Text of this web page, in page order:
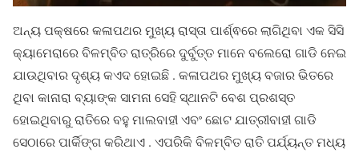
ଅନ୍ୟ ପକ୍ଷରେ କଳାପଥର ମୁଖ୍ୟ ରାସ୍ତା ପାର୍ଶ୍ଵରେ ଲାଗିଥିବା ଏକ ସିସି
କ୍ୟାମେରାରେ ବିଳମ୍ବିତ ରାତ୍ରିରେ ଦୁର୍ବୁତ୍ତ ମାନେ ବଲେରୋ ଗାଡି ନେଇ
ଯାଉଥିବାର ଦୃଶ୍ୟ କଏଦ ହୋଇଛି . କଳାପଥର ମୁଖ୍ୟ ବଜାର ଭିତରେ
ଥିବା କାନାରା ବ୍ୟାଙ୍କ ସାମନା ସେହି ସ୍ଥାନଟି ବେଶ ପ୍ରଶସ୍ତ
ହୋଇଥିବାରୁ ରାତିରେ ବହୁ ମାଲବାହୀ ଏବଂ ଛୋଟ ଯାତ୍ରୀବାହୀ ଗାଡି
ସେଠାରେ ପାର୍କିଙ୍ଗ କରିଥାଏ . ଏପରିକି ବିଳମ୍ବିତ ରାତି ପର୍ଯ୍ୟନ୍ତ ମଧ୍ୟ